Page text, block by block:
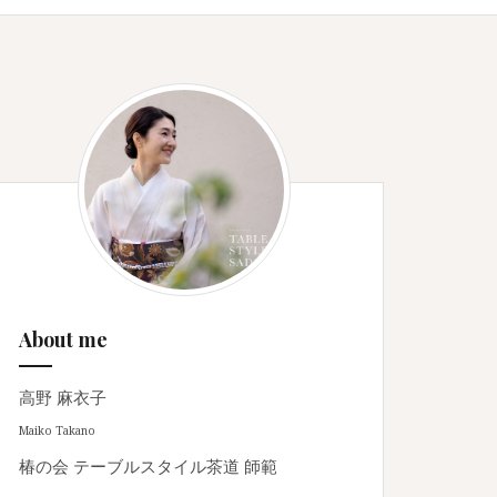
About me
高野 麻衣子
Maiko Takano
椿の会 テーブルスタイル茶道 師範